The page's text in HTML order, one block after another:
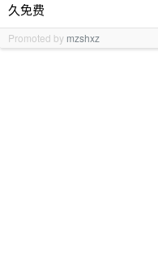
久免费
Promoted by mzshxz